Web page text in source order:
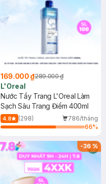
169.000 ₫289.000 ₫
L'Oreal
Nước Tẩy Trang L'Oreal Làm
Sạch Sâu Trang Điểm 400ml
4.8 (298)
786/tháng
66%
-36%